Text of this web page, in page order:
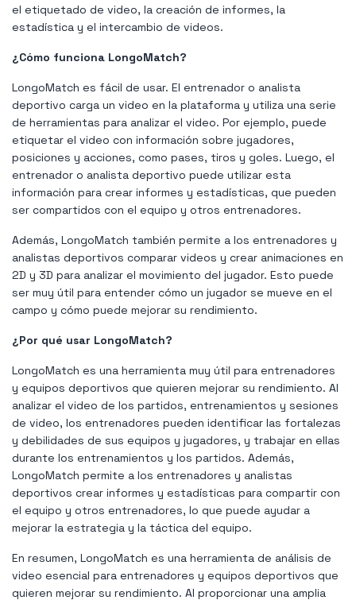
el etiquetado de video, la creación de informes, la
estadística y el intercambio de videos.
¿Cómo funciona LongoMatch?
LongoMatch es fácil de usar. El entrenador o analista
deportivo carga un video en la plataforma y utiliza una serie
de herramientas para analizar el video. Por ejemplo, puede
etiquetar el video con información sobre jugadores,
posiciones y acciones, como pases, tiros y goles. Luego, el
entrenador o analista deportivo puede utilizar esta
información para crear informes y estadísticas, que pueden
ser compartidos con el equipo y otros entrenadores.
Además, LongoMatch también permite a los entrenadores y
analistas deportivos comparar videos y crear animaciones en
2D y 3D para analizar el movimiento del jugador. Esto puede
ser muy útil para entender cómo un jugador se mueve en el
campo y cómo puede mejorar su rendimiento.
¿Por qué usar LongoMatch?
LongoMatch es una herramienta muy útil para entrenadores
y equipos deportivos que quieren mejorar su rendimiento. Al
analizar el video de los partidos, entrenamientos y sesiones
de video, los entrenadores pueden identificar las fortalezas
y debilidades de sus equipos y jugadores, y trabajar en ellas
durante los entrenamientos y los partidos. Además,
LongoMatch permite a los entrenadores y analistas
deportivos crear informes y estadísticas para compartir con
el equipo y otros entrenadores, lo que puede ayudar a
mejorar la estrategia y la táctica del equipo.
En resumen, LongoMatch es una herramienta de análisis de
video esencial para entrenadores y equipos deportivos que
quieren mejorar su rendimiento. Al proporcionar una amplia